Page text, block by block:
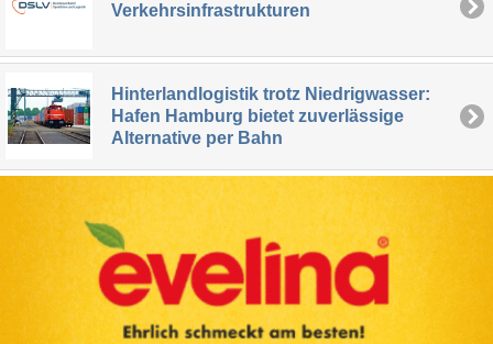
Verkehrsinfrastrukturen
Hinterlandlogistik trotz Niedrigwasser:
Hafen Hamburg bietet zuverlässige
Alternative per Bahn